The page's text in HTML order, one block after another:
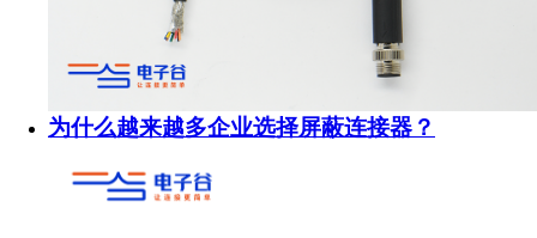
为什么越来越多企业选择屏蔽连接器？